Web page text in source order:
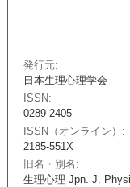
発行元
日本生理心理学会
ISSN
0289-2405
ISSN（オンライン）
2185-551X
旧名・別名
生理心理 Jpn. J.